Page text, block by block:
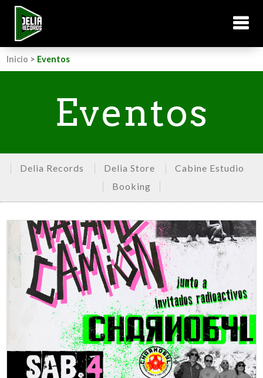
Inicio > Eventos
Eventos
Delia Records Delia Store
Cabine Estudio
Booking